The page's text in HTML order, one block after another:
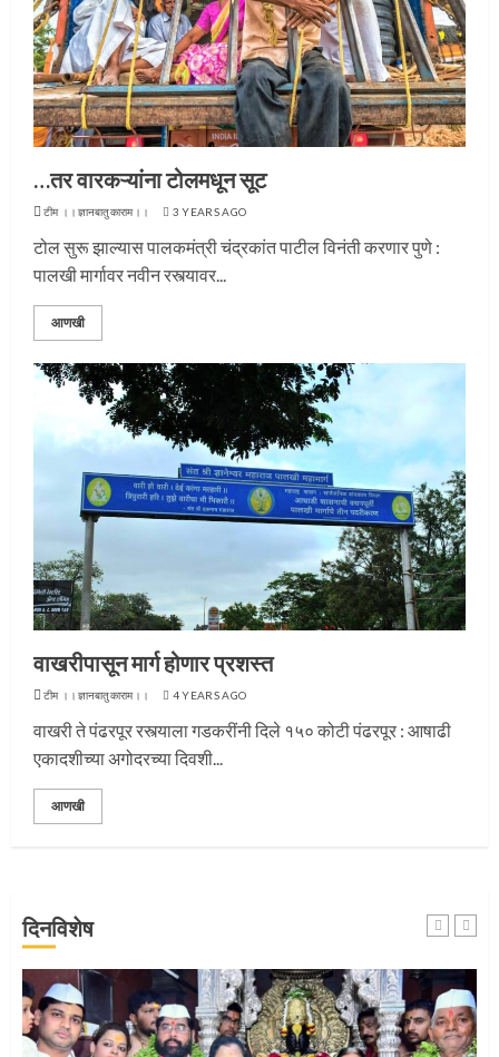
…तर वारकऱ्यांना टोलमधून सूट
टीम ।।ज्ञानबातुकाराम।। 3 YEARS AGO
टोल सुरू झाल्यास पालकमंत्री चंद्रकांत पाटील विनंती करणार पुणे :
पालखी मार्गावर नवीन रस्त्यावर...
आणखी
वाखरीपासून मार्ग होणार प्रशस्त
टीम ।।ज्ञानबातुकाराम।। 4 YEARS AGO
वाखरी ते पंढरपूर रस्त्याला गडकरींनी दिले १५० कोटी पंढरपूर : आषाढी
एकादशीच्या अगोदरच्या दिवशी...
आणखी
दिनविशेष
3
प्रस्थान सोहळ्यासाठी आळंदी सज्ज
संत दासगणू महाराज पुण्यतिथी
5